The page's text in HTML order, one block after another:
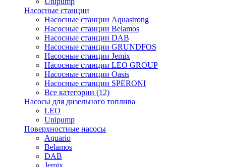
Насосные станции
Насосные станции Aquastrong
Насосные станции Belamos
Насосные станции DAB
Насосные станции GRUNDFOS
Насосные станции Jemix
Насосные станции LEO GROUP
Насосные станции Oasis
Насосные станции SPERONI
Все категории (12)
Насосы для дизельного топлива
LEO
Unipump
Поверхностные насосы
Aquario
Belamos
DAB
Jemix